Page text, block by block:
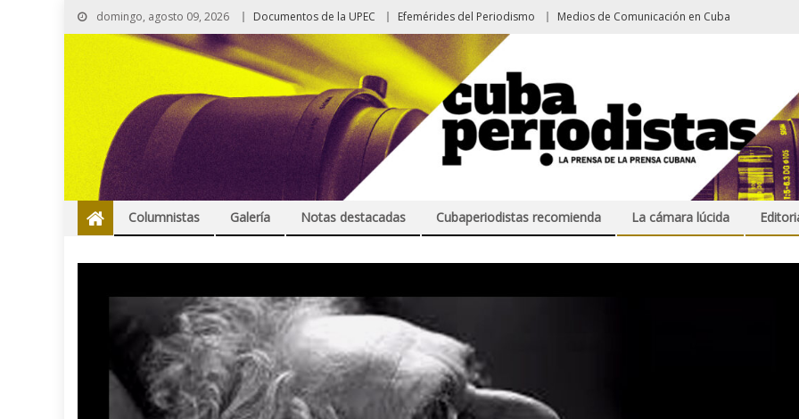
domingo, agosto 09, 2026 Documentos de la UPEC Efemérides del Periodismo Medios de Comunicación en Cuba
Columnistas Galería Notas destacadas Cubaperiodistas recomienda La cámara lúcida